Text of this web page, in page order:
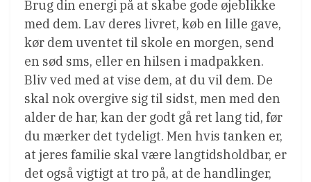
Brug din energi på at skabe gode øjeblikke
med dem. Lav deres livret, køb en lille gave,
kør dem uventet til skole en morgen, send
en sød sms, eller en hilsen i madpakken.
Bliv ved med at vise dem, at du vil dem. De
skal nok overgive sig til sidst, men med den
alder de har, kan der godt gå ret lang tid, før
du mærker det tydeligt. Men hvis tanken er,
at jeres familie skal være langtidsholdbar, er
det også vigtigt at tro på, at de handlinger,